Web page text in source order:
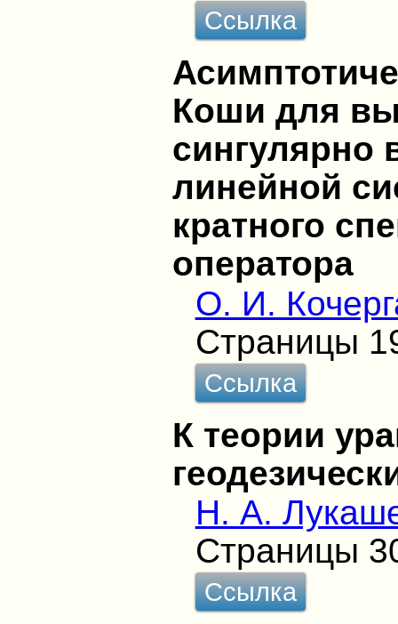
Ссылка
Коши для
сингулярно
линейной
кратного
оператора
О. И.
Страницы
Ссылка
К теории
Н. А.
Страницы
Ссылка